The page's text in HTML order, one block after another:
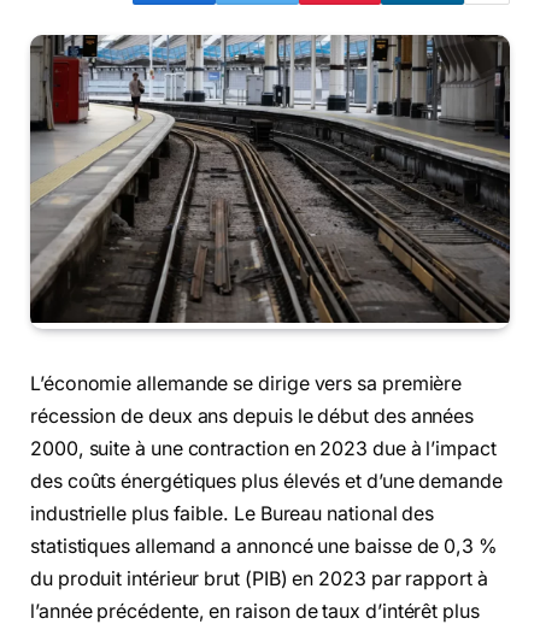
L’économie allemande se dirige vers sa première
récession de deux ans depuis le début des années
2000, suite à une contraction en 2023 due à l’impact
des coûts énergétiques plus élevés et d’une demande
industrielle plus faible. Le Bureau national des
statistiques allemand a annoncé une baisse de 0,3 %
du produit intérieur brut (PIB) en 2023 par rapport à
l’année précédente, en raison de taux d’intérêt plus